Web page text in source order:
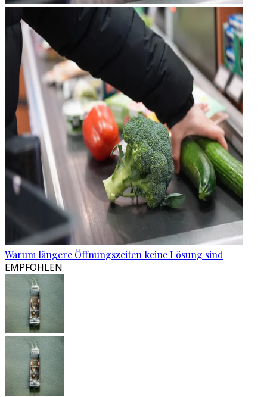
Warum längere Öffnungszeiten keine Lösung sind
EMPFOHLEN